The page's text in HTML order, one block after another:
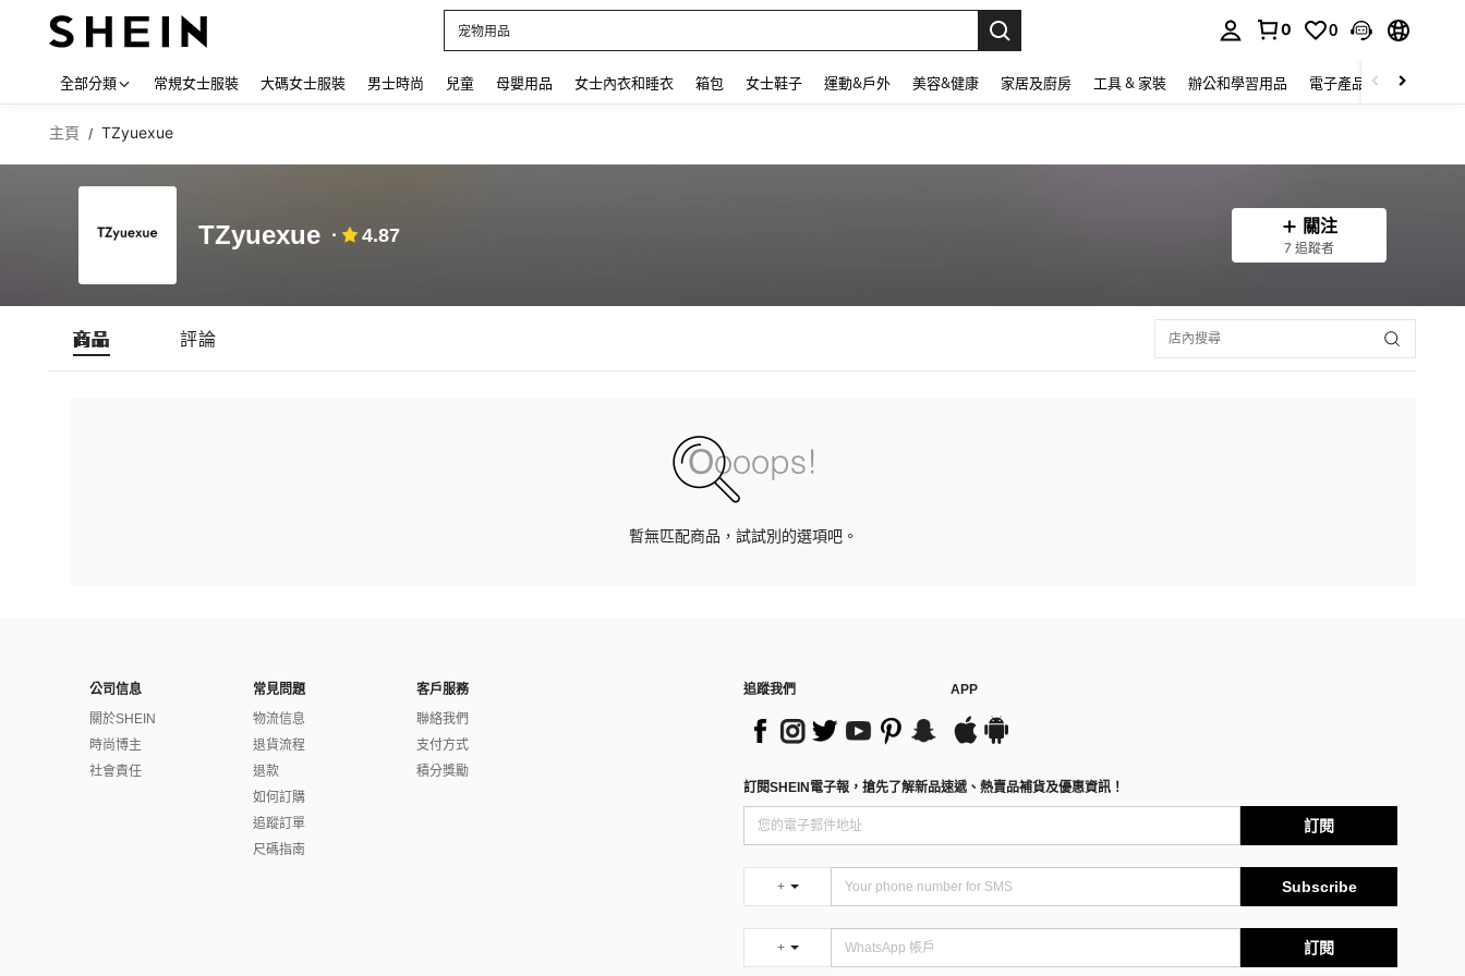
宠物用品
0 0
全部分類 常規女士服裝 大碼女士服裝 男士時尚 兒童 母嬰用品 女士內衣和睡衣 箱包 女士鞋子 運動&戶外 美容&健康 家居及廚房 工具 & 家裝 辦公和學習用品 電子產品 玩具
主頁 / TZyuexue
TZyuexue 4.87 關注
7 追蹤者
商品 評論
暫無匹配商品，試試別的選項吧。
公司信息
關於SHEIN
時尚博主
社會責任
常見問題
物流信息
退貨流程
退款
如何訂購
追蹤訂單
尺碼指南
客戶服務
聯絡我們
支付方式
積分獎勵
追蹤我們 APP
訂閱SHEIN電子報，搶先了解新品速遞、熱賣品補貨及優惠資訊！
訂閱
+ Subscribe
+ 訂閱